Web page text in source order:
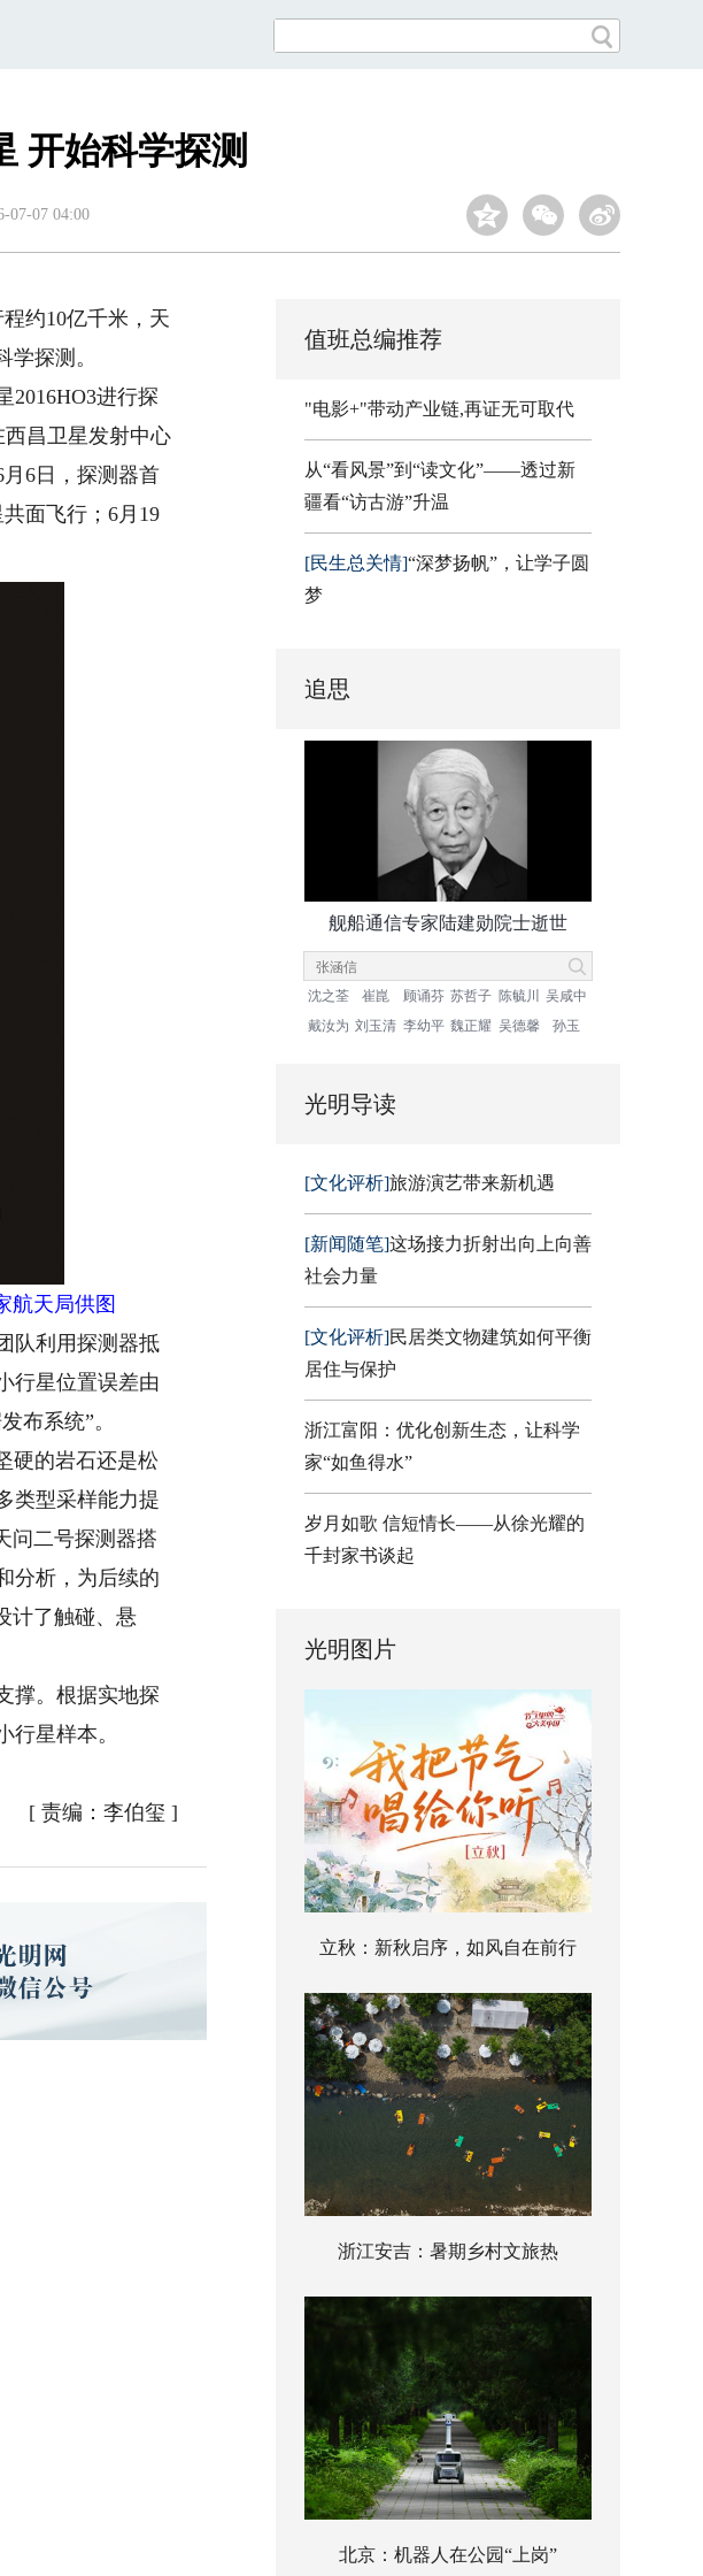
开始科学探测
07-07 04:00
约10亿千米，天
探测。
进行探
西昌卫星发射中心
6日，探测器首
面飞行；6月19
航天局供图
队利用探测器抵
行星位置误差由
布系统”。
硬的岩石还是松
类型采样能力提
问二号探测器搭
分析，为后续的
计了触碰、悬
撑。根据实地探
星样本。
[ 责编：李伯玺 ]
值班总编推荐
"电影+"带动产业链,再证无可取代
从“看风景”到“读文化”——透过新
疆看“访古游”升温
[民生总关情]“深梦扬帆”，让学子圆
梦
追思
舰船通信专家陆建勋院士逝世
沈之荃 崔崑 顾诵芬 苏哲子 陈毓川
吴咸中
戴汝为 刘玉清 李幼平 魏正耀 吴德馨 孙玉
光明导读
[文化评析]旅游演艺带来新机遇
[新闻随笔]这场接力折射出向上向善
社会力量
[文化评析]民居类文物建筑如何平衡
居住与保护
浙江富阳：优化创新生态，让科学
家“如鱼得水”
岁月如歌 信短情长——从徐光耀的
千封家书谈起
光明图片
立秋：新秋启序，如风自在前行
浙江安吉：暑期乡村文旅热
北京：机器人在公园“上岗”